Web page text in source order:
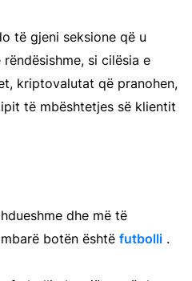
të gjeni seksione që u
si cilësia e
kriptovalutat që pranohen,
të mbështetjes së klientit
dhe më të
botën është futbolli .